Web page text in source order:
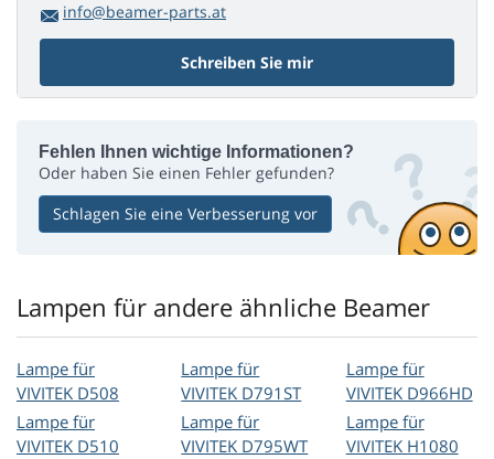
info@beamer-parts.at
Schreiben Sie mir
Fehlen Ihnen wichtige Informationen?
Oder haben Sie einen Fehler gefunden?
Schlagen Sie eine Verbesserung vor
Lampen für andere ähnliche Beamer
Lampe für
VIVITEK D508
Lampe für
VIVITEK D510
Lampe für
VIVITEK D791ST
Lampe für
VIVITEK D795WT
Lampe für
VIVITEK D966HD
Lampe für
VIVITEK H1080